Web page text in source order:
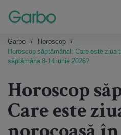
Garbo
Horoscop
Horoscop săptămânal: Care este ziua
săptămâna 8-14 iunie 2026?
Horoscop
Care este